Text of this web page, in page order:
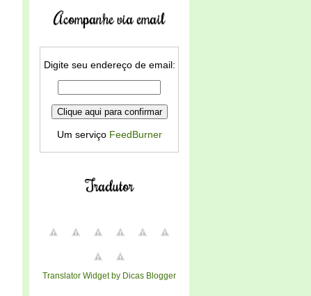
Acompanhe via email
Digite seu endereço de email:
Um serviço FeedBurner
Tradutor
Translator Widget by Dicas Blogger